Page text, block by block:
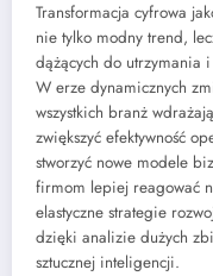
Transformacja cyfrowa
nie tylko modny trend,
dążących do utrzymania
W erze dynamicznych
wszystkich branż
zwiększyć efektywność
stworzyć nowe modele
firmom lepiej reagować
elastyczne strategie
dzięki analizie dużych
sztucznej inteligencji.